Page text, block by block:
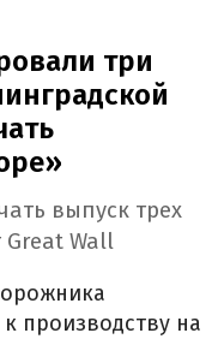
три
выпуск трех
Wall
производству на